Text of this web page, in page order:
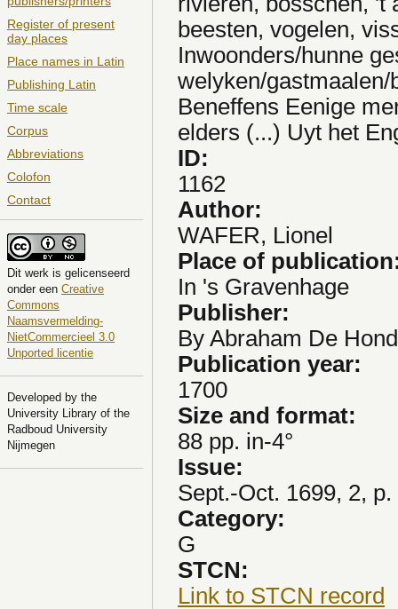
Register of present
day places
Place names in Latin
Publishing Latin
Time scale
Corpus
Abbreviations
Colofon
Contact
Dit werk is gelicenseerd
onder een Creative
Commons
Naamsvermelding-
NietCommercieel 3.0
Unported licentie
Developed by the
University Library of the
Radboud University
Nijmegen
beesten, vogelen,
Inwoonders/hunne
welyken/
Beneffens Eenige
elders (...) Uyt het
ID:
1162
Author:
WAFER, Lionel
Place of
In 's Gravenhage
Publisher:
By Abraham De
Publication year:
1700
Size and format:
88 pp. in-4°
Issue:
Sept.-Oct. 1699, 2, p.
Category:
G
STCN:
Link to STCN record